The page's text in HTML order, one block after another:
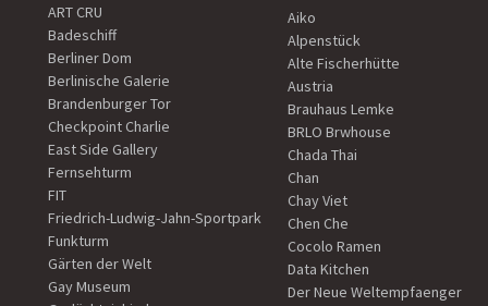
ART CRU
Badeschiff
Berliner Dom
Berlinische Galerie
Brandenburger Tor
Checkpoint Charlie
East Side Gallery
Fernsehturm
FIT
Friedrich-Ludwig-Jahn-Sportpark
Funkturm
Gärten der Welt
Gay Museum
Aiko
Alpenstück
Alte Fischerhütte
Austria
Brauhaus Lemke
BRLO Brwhouse
Chada Thai
Chan
Chay Viet
Chen Che
Cocolo Ramen
Data Kitchen
Der Neue Weltempfaenger